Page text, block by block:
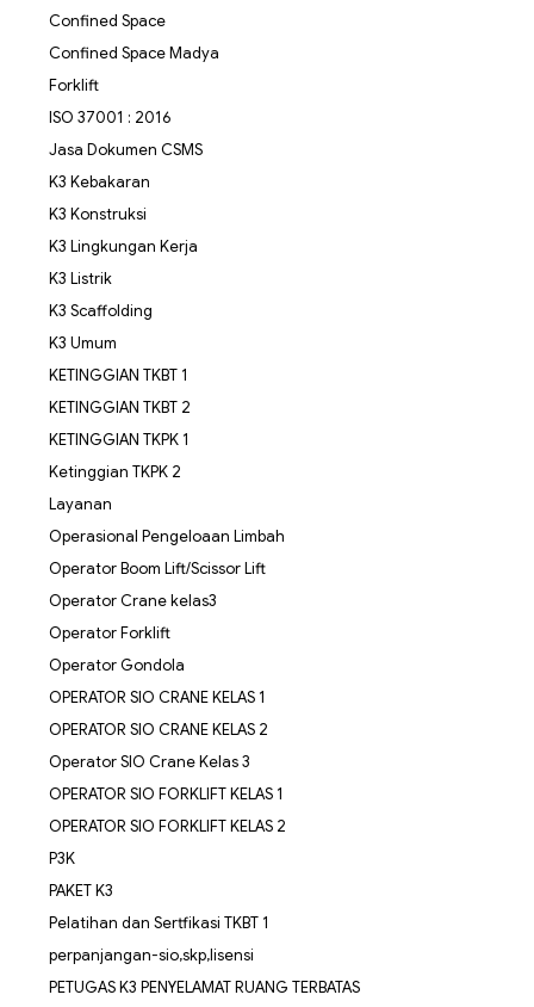
Confined Space
Confined Space Madya
Forklift
ISO 37001 : 2016
Jasa Dokumen CSMS
K3 Kebakaran
K3 Konstruksi
K3 Lingkungan Kerja
K3 Listrik
K3 Scaffolding
K3 Umum
KETINGGIAN TKBT 1
KETINGGIAN TKBT 2
KETINGGIAN TKPK 1
Ketinggian TKPK 2
Layanan
Operasional Pengeloaan Limbah
Operator Boom Lift/Scissor Lift
Operator Crane kelas3
Operator Forklift
Operator Gondola
OPERATOR SIO CRANE KELAS 1
OPERATOR SIO CRANE KELAS 2
Operator SIO Crane Kelas 3
OPERATOR SIO FORKLIFT KELAS 1
OPERATOR SIO FORKLIFT KELAS 2
P3K
PAKET K3
Pelatihan dan Sertfikasi TKBT 1
perpanjangan-sio,skp,lisensi
PETUGAS K3 PENYELAMAT RUANG TERBATAS